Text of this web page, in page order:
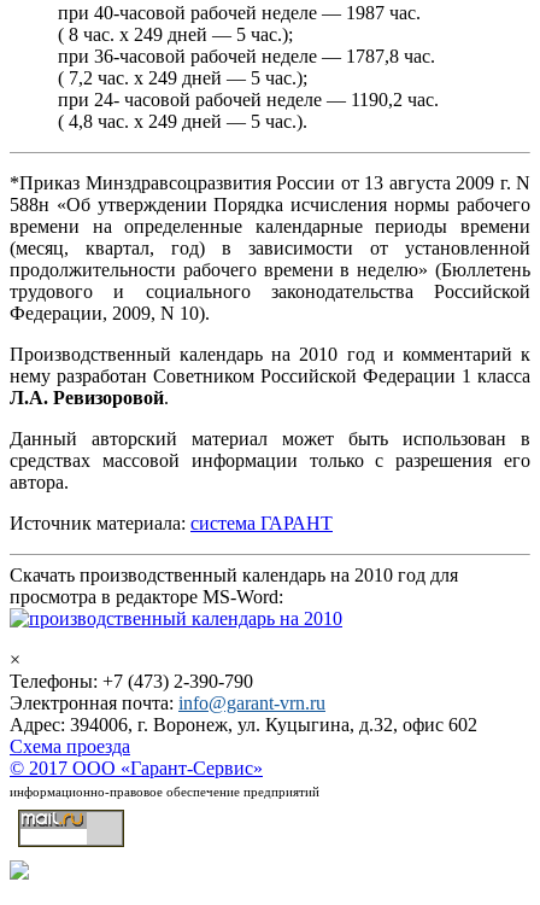
при 40-часовой рабочей неделе — 1987 час.
( 8 час. x 249 дней — 5 час.);
при 36-часовой рабочей неделе — 1787,8 час.
( 7,2 час. x 249 дней — 5 час.);
при 24- часовой рабочей неделе — 1190,2 час.
( 4,8 час. x 249 дней — 5 час.).
*Приказ Минздравсоцразвития России от 13 августа 2009 г. N
588н «Об утверждении Порядка исчисления нормы рабочего
времени на определенные календарные периоды времени
(месяц, квартал, год) в зависимости от установленной
продолжительности рабочего времени в неделю» (Бюллетень
трудового и социального законодательства Российской
Федерации, 2009, N 10).
Производственный календарь на 2010 год и комментарий к
нему разработан Советником Российской Федерации 1 класса
Л.А. Ревизоровой.
Данный авторский материал может быть использован в
средствах массовой информации только с разрешения его
автора.
Источник материала: система ГАРАНТ
Скачать производственный календарь на 2010 год для
просмотра в редакторе MS-Word:
×
Телефоны: +7 (473) 2-390-790
Электронная почта: info@garant-vrn.ru
Адрес: 394006, г. Воронеж, ул. Куцыгина, д.32, офис 602
Схема проезда
© 2017 ООО «Гарант-Сервис»
информационно-правовое обеспечение предприятий